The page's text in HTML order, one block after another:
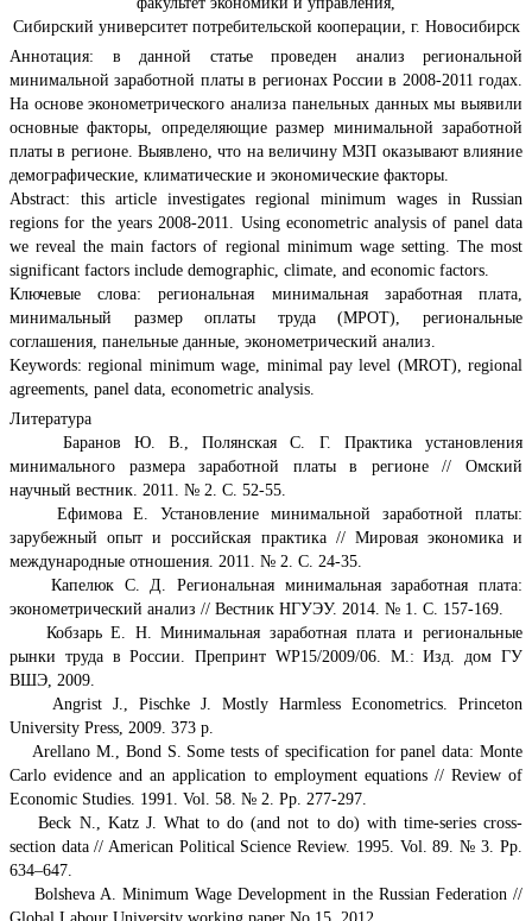
Сибирский университет потребительской кооперации, г. Новосибирск
Аннотация: в данной статье проведен анализ региональной
минимальной заработной платы в регионах России в 2008-2011 годах.
На основе эконометрического анализа панельных данных мы выявили
основные факторы, определяющие размер минимальной заработной
платы в регионе. Выявлено, что на величину МЗП оказывают влияние
демографические, климатические и экономические факторы.
Abstract: this article investigates regional minimum wages in Russian
regions for the years 2008-2011. Using econometric analysis of panel data
we reveal the main factors of regional minimum wage setting. The most
significant factors include demographic, climate, and economic factors.
Ключевые слова: региональная минимальная заработная плата,
минимальный размер оплаты труда (МРОТ), региональные
соглашения, панельные данные, эконометрический анализ.
Keywords: regional minimum wage, minimal pay level (MROT), regional
agreements, panel data, econometric analysis.
Литература
Баранов Ю. В., Полянская С. Г. Практика установления
минимального размера заработной платы в регионе // Омский
научный вестник. 2011. № 2. С. 52-55.
Ефимова Е. Установление минимальной заработной платы:
зарубежный опыт и российская практика // Мировая экономика и
международные отношения. 2011. № 2. С. 24-35.
Капелюк С. Д. Региональная минимальная заработная плата:
эконометрический анализ // Вестник НГУЭУ. 2014. № 1. С. 157-169.
Кобзарь Е. Н. Минимальная заработная плата и региональные
рынки труда в России. Препринт WP15/2009/06. М.: Изд. дом ГУ
ВШЭ, 2009.
Angrist J., Pischke J. Mostly Harmless Econometrics. Princeton
University Press, 2009. 373 p.
Arellano M., Bond S. Some tests of specification for panel data: Monte
Carlo evidence and an application to employment equations // Review of
Economic Studies. 1991. Vol. 58. № 2. Pp. 277-297.
Beck N., Katz J. What to do (and not to do) with time-series cross-
section data // American Political Science Review. 1995. Vol. 89. № 3. Pp.
634–647.
Bolsheva A. Minimum Wage Development in the Russian Federation //